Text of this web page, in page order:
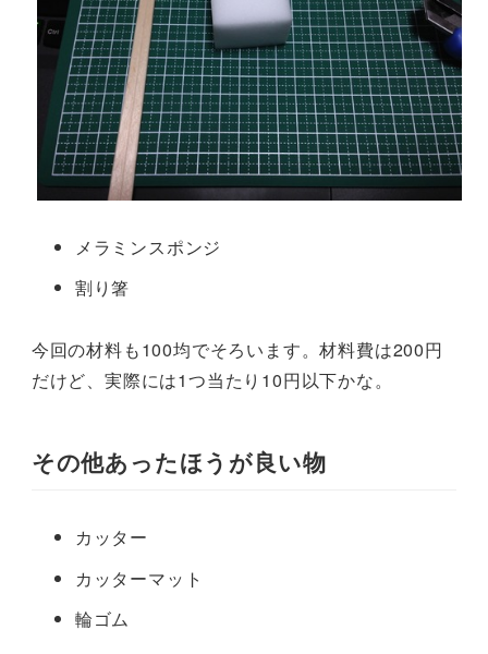
メラミンスポンジ
割り箸
今回の材料も100均でそろいます。材料費は200円
だけど、実際には1つ当たり10円以下かな。
その他あったほうが良い物
カッター
カッターマット
輪ゴム